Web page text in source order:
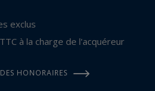
exclus
à la charge de l'acquéreur
HONORAIRES